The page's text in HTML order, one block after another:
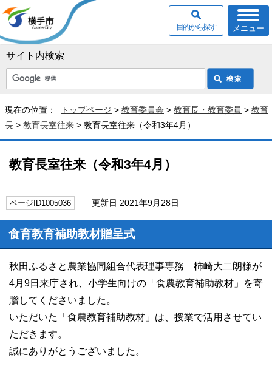
サイト内検索
メニュー
目的から探す
現在の位置： トップページ > 教育委員会 > 教育長・教育委員 > 教育
長 > 教育長室往来 > 教育長室往来（令和3年4月）
教育長室往来（令和3年4月）
ページID1005036 更新日 2021年9月28日
食育教育補助教材贈呈式
秋田ふるさと農業協同組合代表理事専務 柿崎大二朗様が
4月9日来庁され、小学生向けの「食農教育補助教材」を寄
贈してくださいました。
いただいた「食農教育補助教材」は、授業で活用させてい
ただきます。
誠にありがとうございました。